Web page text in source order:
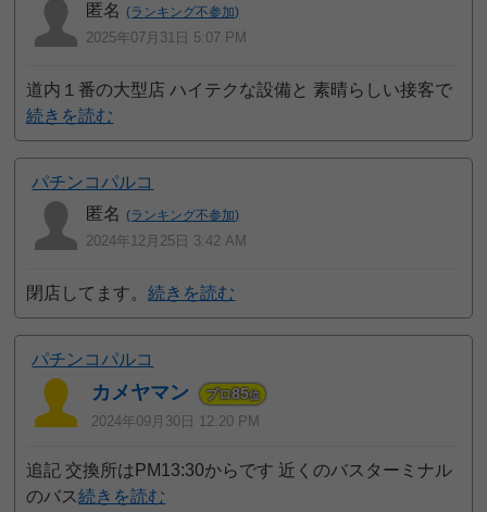
匿名 (ランキング不参加)
2025年07月31日 5:07 PM
道内１番の大型店 ハイテクな設備と 素晴らしい接客で
続きを読む
パチンコパルコ
匿名 (ランキング不参加)
2024年12月25日 3:42 AM
閉店してます。続きを読む
パチンコパルコ
カメヤマン プロ85位
2024年09月30日 12:20 PM
追記 交換所はPM13:30からです 近くのバスターミナル
のバス続きを読む